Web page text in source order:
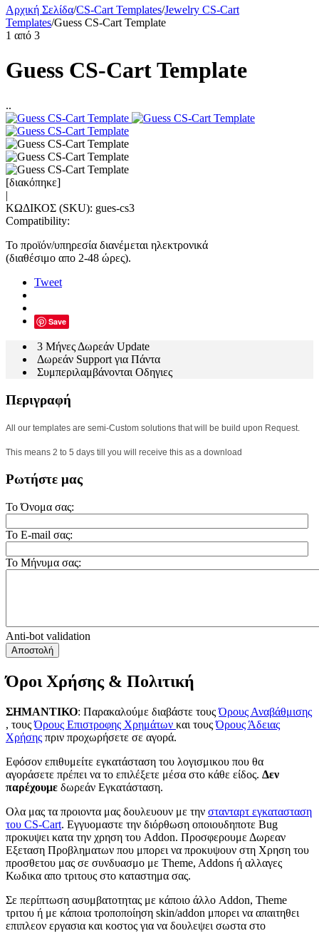
Αρχική Σελίδα/CS-Cart Templates/Jewelry CS-Cart
Templates/Guess CS-Cart Template
1 από 3
Guess CS-Cart Template
..
[διακόπηκε]
|
ΚΩΔΙΚΟΣ (SKU): gues-cs3
Compatibility:
Το προϊόν/υπηρεσία διανέμεται ηλεκτρονικά
(διαθέσιμο απο 2-48 ώρες).
Tweet
Save
3 Μήνες Δωρεάν Update
Δωρεάν Support για Πάντα
Συμπεριλαμβάνονται Οδηγιες
Περιγραφή
All our templates are semi-Custom solutions that will be build upon Request.
This means 2 to 5 days till you will receive this as a download
Ρωτήστε μας
Το Όνομα σας:
Το E-mail σας:
Το Μήνυμα σας:
Anti-bot validation
Αποστολή
Όροι Χρήσης & Πολιτική
ΣΗΜΑΝΤΙΚΟ: Παρακαλούμε διαβάστε τουςΌρους Αναβάθμισης
, τουςΌρους Επιστροφης Χρημάτων και τουςΌρους Άδειας
Χρήσης πριν προχωρήσετε σε αγορά.
Εφόσον επιθυμείτε εγκατάσταση του λογισμικου που θα
αγοράσετε πρέπει να το επιλέξετε μέσα στο κάθε είδος. Δεν
παρέχουμε δωρεάν Εγκατάσταση.
Ολα μας τα προιοντα μας δουλευουν με την στανταρτ εγκατασταση
του CS-Cart. Εγγυομαστε την διόρθωση οποιουδηποτε Bug
προκυψει κατα την χρηση του Addon. Προσφερουμε Δωρεαν
Εξεταση Προβληματων που μπορει να προκυψουν στη Χρηση του
προσθετου μας σε συνδυασμο με Theme, Addons ή αλλαγες
Κωδικα απο τριτους στο καταστημα σας.
Σε περίπτωση ασυμβατοτητας με κάποιο άλλο Addon, Theme
τριτου ή με κάποια τροποπoίηση skin/addon μπορει να απαιτηθει
επιπλεον εργασια και κοστος για να δουλεψει σωστα στο